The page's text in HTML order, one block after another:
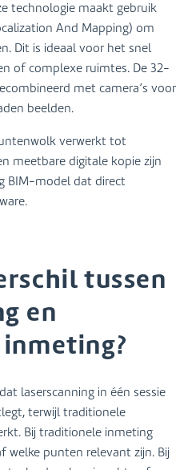
technologie maakt gebruik
And Mapping) om
Dit is ideaal voor het snel
of complexe ruimtes. De 32-
met camera’s voor
beelden.
verwerkt tot
meetbare digitale kopie zijn
BIM-model dat direct
tussen
en
laserscanning in één sessie
terwijl traditionele
Bij traditionele inmeting
welke punten relevant zijn. Bij